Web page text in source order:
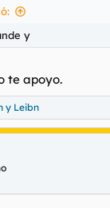
y
te apoyo.
y Leibn